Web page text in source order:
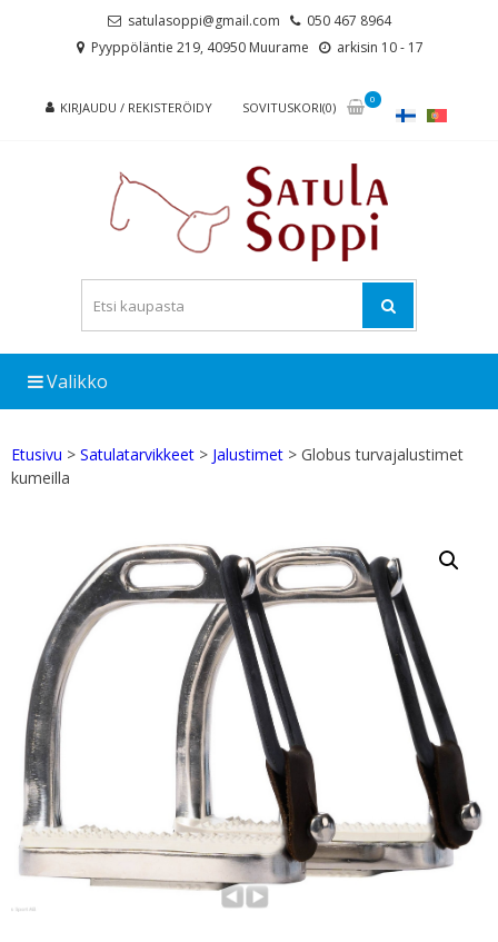
satulasoppi@gmail.com
050 467 8964
Pyyppöläntie 219, 40950 Muurame
arkisin 10 - 17
KIRJAUDU / REKISTERÖIDY SOVITUSKORI(0)
0
Valikko
Etusivu > Satulatarvikkeet > Jalustimet > Globus turvajalustimet
kumeilla